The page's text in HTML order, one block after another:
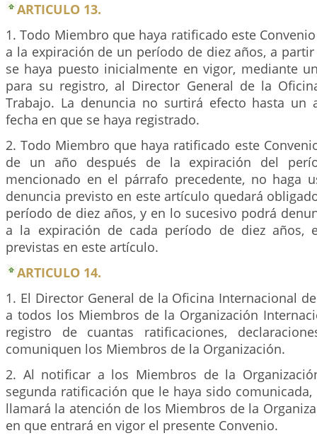
ARTICULO 13.
1. Todo Miembro que haya ratificado este
a la expiración de un período de diez años, a
se haya puesto inicialmente en vigor, mediante
para su registro, al Director General de la
Trabajo. La denuncia no surtirá efecto hasta un
fecha en que se haya registrado.
2. Todo Miembro que haya ratificado este
de un año después de la expiración del
mencionado en el párrafo precedente, no haga
denuncia previsto en este artículo quedará
período de diez años, y en lo sucesivo podrá
a la expiración de cada período de diez años,
previstas en este artículo.
ARTICULO 14.
1. El Director General de la Oficina Internacional
a todos los Miembros de la Organización
registro de cuantas ratificaciones,
comuniquen los Miembros de la Organización.
2. Al notificar a los Miembros de la
segunda ratificación que le haya sido
llamará la atención de los Miembros de la
en que entrará en vigor el presente Convenio.